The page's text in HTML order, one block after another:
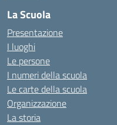
La Scuola
Presentazione
I luoghi
Le persone
I numeri della scuola
Le carte della scuola
Organizzazione
La storia